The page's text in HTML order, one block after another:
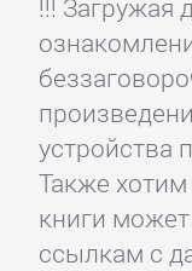
!!! Загружая
устройства
Также хотим
книги
ссылкам с